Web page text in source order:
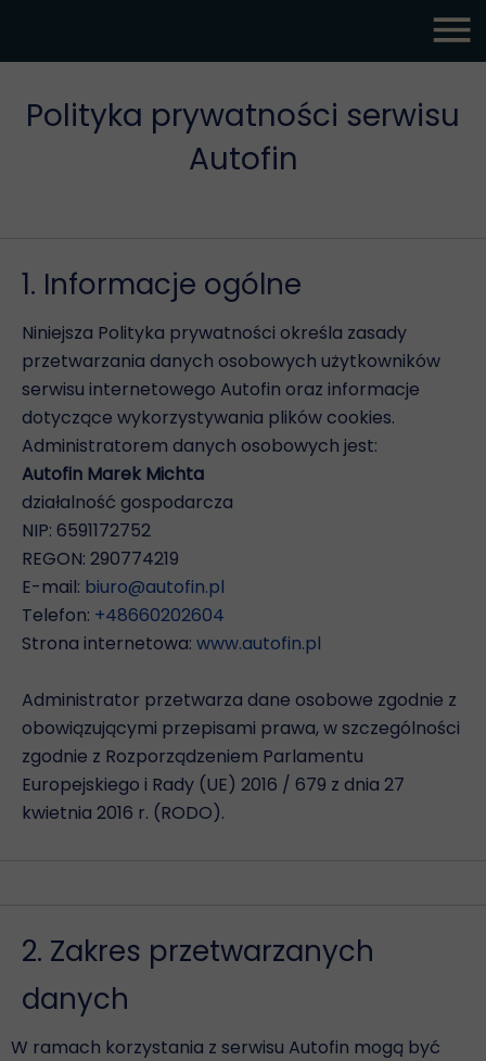
Polityka prywatności serwisu
Autofin
W ramach korzystania z serwisu Autofin mogą być
2. Zakres przetwarzanych
danych
Niniejsza Polityka prywatności określa zasady
przetwarzania danych osobowych użytkowników
serwisu internetowego Autofin oraz informacje
dotyczące wykorzystywania plików cookies.
Administratorem danych osobowych jest:
Autofin Marek Michta
działalność gospodarcza
NIP: 6591172752
REGON: 290774219
E-mail: biuro@autofin.pl
Telefon: +48660202604
Strona internetowa: www.autofin.pl
Administrator przetwarza dane osobowe zgodnie z
obowiązującymi przepisami prawa, w szczególności
zgodnie z Rozporządzeniem Parlamentu
Europejskiego i Rady (UE) 2016 / 679 z dnia 27
kwietnia 2016 r. (RODO).
1. Informacje ogólne